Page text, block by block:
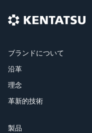
ブランドについて
沿革
理念
革新的技術
製品